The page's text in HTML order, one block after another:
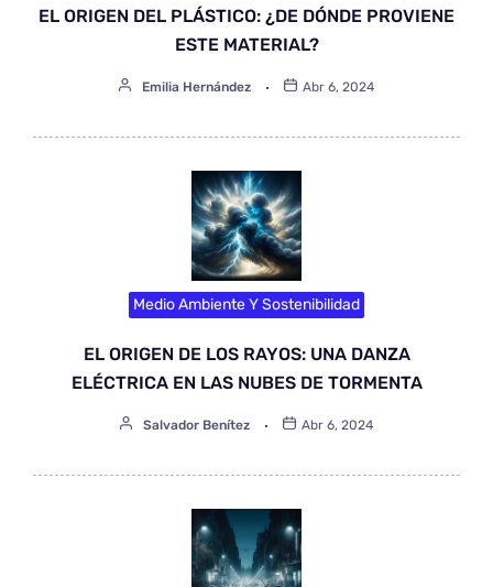
EL ORIGEN DEL PLÁSTICO: ¿DE DÓNDE PROVIENE
ESTE MATERIAL?
Emilia Hernández Abr 6, 2024
Medio Ambiente Y Sostenibilidad
EL ORIGEN DE LOS RAYOS: UNA DANZA
ELÉCTRICA EN LAS NUBES DE TORMENTA
Salvador Benítez Abr 6, 2024